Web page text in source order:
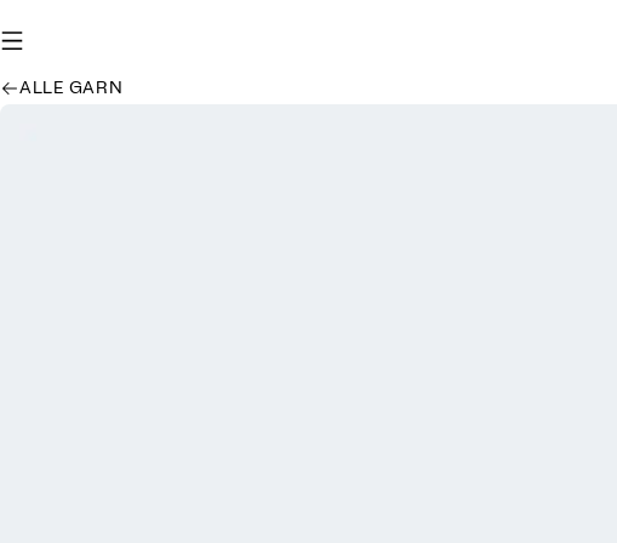
ALLE GARN